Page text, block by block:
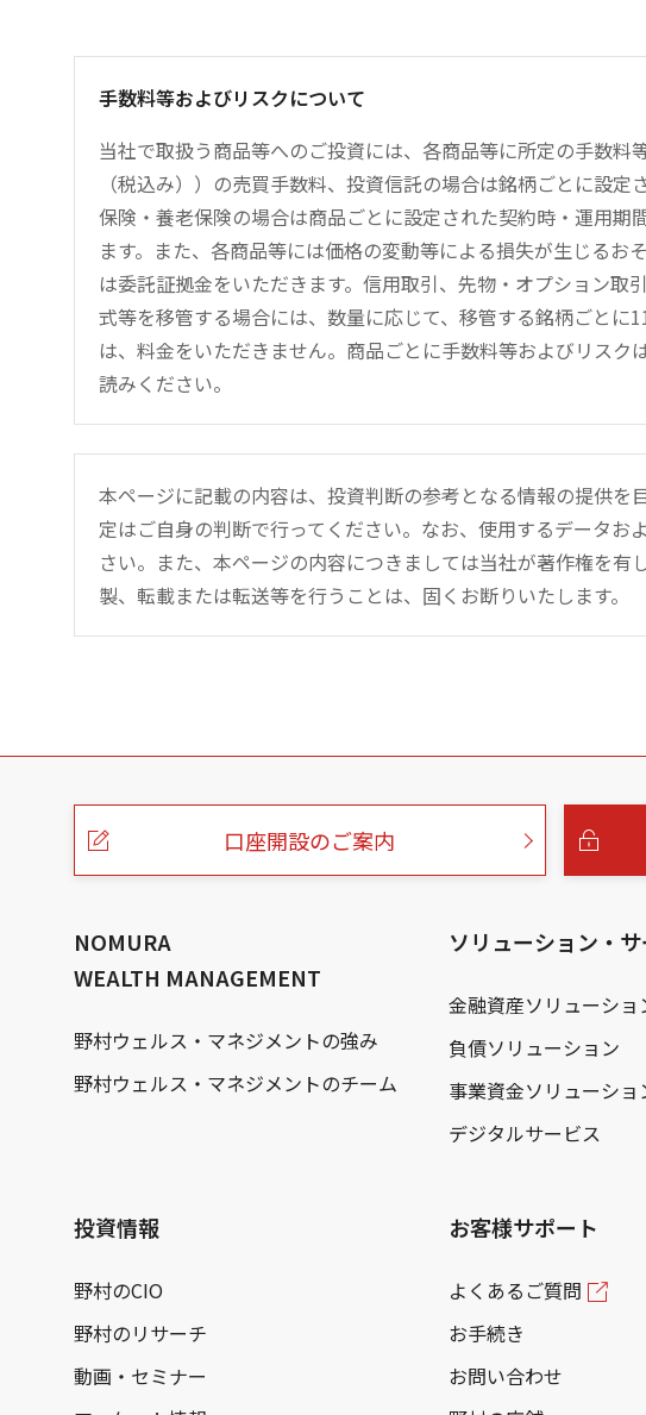
手数料等およびリスクについて
当社で取扱う商品等へのご投資には、各商品等に所定の手数
（税込み））の売買手数料、投資信託の場合は銘柄ごとに設
保険・養老保険の場合は商品ごとに設定された契約時・運用
ます。また、各商品等には価格の変動等による損失が生じる
は委託証拠金をいただきます。信用取引、先物・オプション
式等を移管する場合には、数量に応じて、移管する銘柄ごと
は、料金をいただきません。商品ごとに手数料等およびリス
読みください。
本ページに記載の内容は、投資判断の参考となる情報の提供
定はご自身の判断で行ってください。なお、使用するデータ
さい。また、本ページの内容につきましては当社が著作権を
製、転載または転送等を行うことは、固くお断りいたします。
こ
口座開設のご案内
NOMURA
WEALTH MANAGEMENT
野村ウェルス・マネジメントの強み
野村ウェルス・マネジメントのチーム
ソリューション・
金融資産ソリューショ
負債ソリューション
事業資金ソリューショ
デジタルサービス
投資情報
野村のCIO
野村のリサーチ
動画・セミナー
お客様サポート
よくあるご質問
お手続き
お問い合わせ